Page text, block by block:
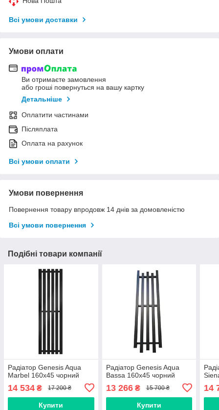
Всі умови доставки
Умови оплати
Ви отримаєте замовлення
або гроші повернуться на вашу картку
Детальніше
Оплатити частинами
Післяплата
Оплата на рахунок
Всі умови оплати
Умови повернення
Повернення товару впродовж 14 днів за домовленістю
Всі умови повернення
Подібні товари компанії
Радіатор Genesis Aqua
Marbel 160x45 чорний
14 534 ₴ 17 200 ₴
Купити
Радіатор Genesis Aqua
Bassa 160x45 чорний
13 266₴ 15 700 ₴
Купити
14